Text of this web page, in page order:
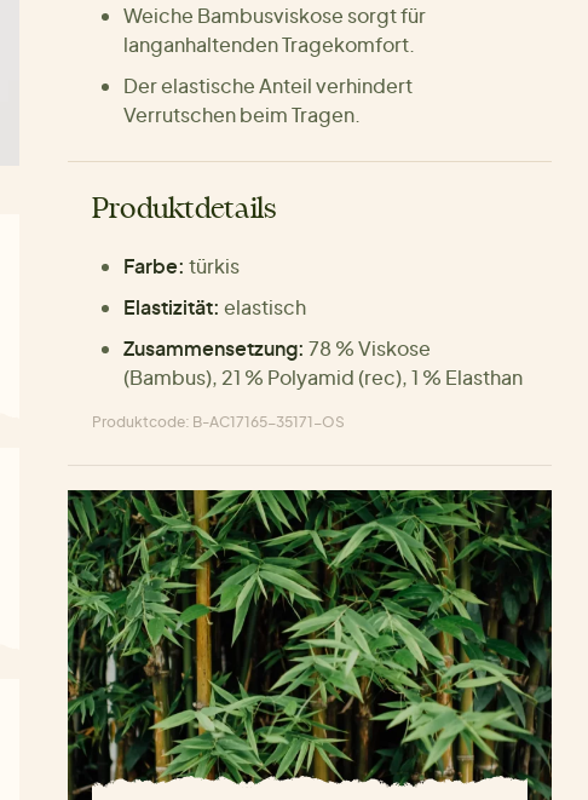
Weiche Bambusviskose sorgt für
langanhaltenden Tragekomfort.
Der elastische Anteil verhindert
Verrutschen beim Tragen.
Produktdetails
Farbe: türkis
Elastizität: elastisch
Zusammensetzung: 78 % Viskose
(Bambus), 21 % Polyamid (rec), 1 % Elasthan
Produktcode: B-AC17165-35171-OS